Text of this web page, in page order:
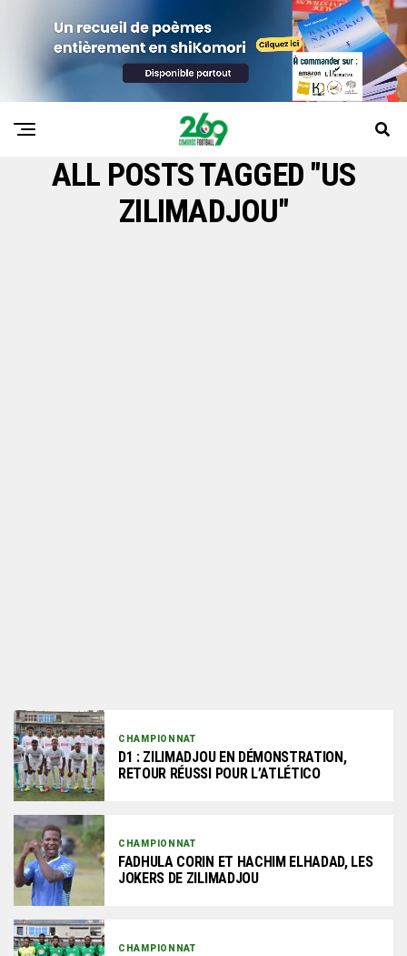
ALL POSTS TAGGED "US
ZILIMADJOU"
CHAMPIONNAT
D1 : ZILIMADJOU EN DÉMONSTRATION,
RETOUR RÉUSSI POUR L’ATLÉTICO
CHAMPIONNAT
FADHULA CORIN ET HACHIM ELHADAD, LES
JOKERS DE ZILIMADJOU
CHAMPIONNAT